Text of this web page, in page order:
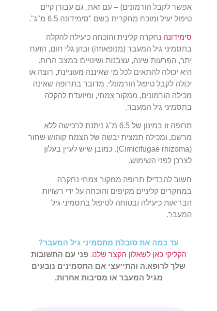
אפשר לקבל הורמונים) – עם זאת, גם עבורן קיים
טיפול יעיל ומוכח מחקרית בשם "סימידונה 6.5 מ"ג".
סימידונה נחקרה קלינית והוכחה כיעילה להקלה
בתסמיני גיל המעבר (מנופאוזה) ובהן גלי חום, הזעת
יתר, הפרעות שינה, עצבנות ושינויים במצב הרוח.
היא יכולה להתאים לכל מי שאיננה מעוניינת, רוצה או
יכולה לקבל טיפול הורמונלי. מדובר בתרופה שאינה
מכילה הורמונים, ממקור צמחי, ומיועדת להקלה
בתסמיני גיל המעבר.
תרופה זו במינון של 6.5 מ"ג ניתנת לרכישה ללא
מרשם, ומכילה תמצית יבשה של הצמח קוהוש שחור
(Cimicifugae rhizoma). כמובן שיש לעיין בעלון
לצרכן לפני השימוש.
חשוב להבדיל! תרופה ממקור צמחי נחקרה
במחקרים קליניים מקיפים והוכחה על ידי רשויות
הבריאות כיעילה ובטוחה לטיפול בתסמיני גיל
המעבר.
עד כמה את סובלת מתסמיני גיל המעבר?
הקליקי כאן לשאלון הקצר שלנו.פני עם התשובות
שלך לרופא.ה והתייעצי אם התסמינים נובעים
מגיל המעבר או מסיבות אחרות.